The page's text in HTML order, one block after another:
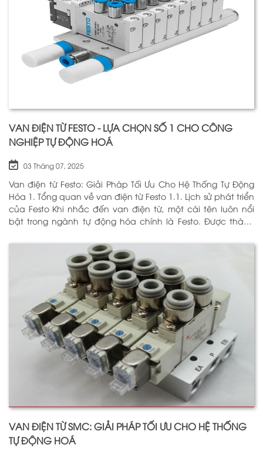
VAN ĐIỆN TỪ FESTO - LỰA CHỌN SỐ 1 CHO CÔNG
NGHIỆP TỰ ĐỘNG HOÁ
03 Tháng 07, 2025
Van điện từ Festo: Giải Pháp Tối Ưu Cho Hệ Thống Tự Động
Hóa 1. Tổng quan về van điện từ Festo 1.1. Lịch sử phát triển
của Festo Khi nhắc đến van điện từ, một cái tên luôn nổi
bật trong ngành tự động hóa chính là Festo. Được thành
VAN ĐIỆN TỪ SMC: GIẢI PHÁP TỐI ƯU CHO HỆ THỐNG
TỰ ĐỘNG HOÁ